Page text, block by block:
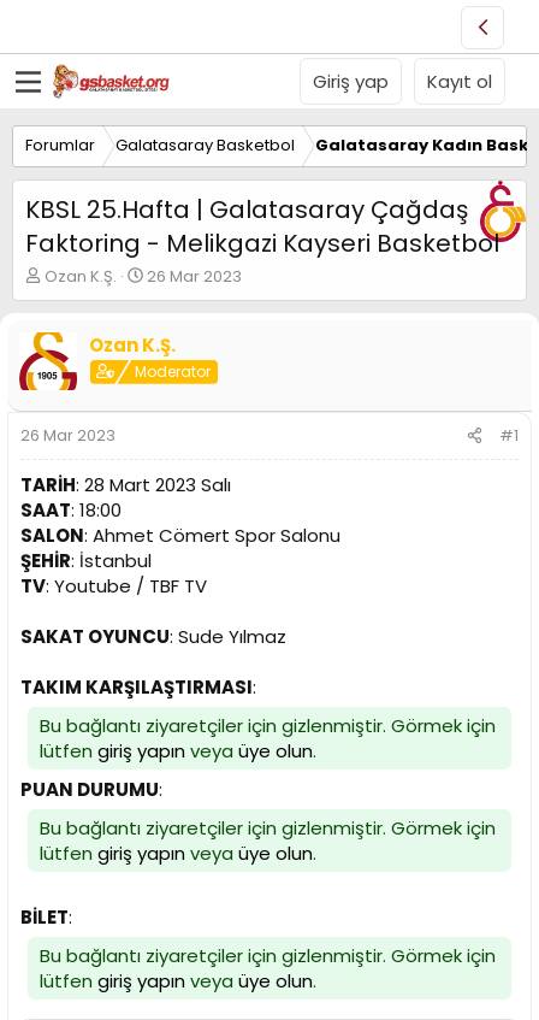
Giriş yap Kayıt ol
Forumlar Galatasaray Basketbol Galatasaray Kadın
KBSL 25.Hafta | Galatasaray Çağdaş
Faktoring - Melikgazi Kayseri Basketbol
K
o
u
y
u
B
a
ş
a
t
a
n
Ozan K.Ş.
B
a
l
a
n
g
a
i
h
26 Mar 2023
Ozan K.Ş.
Moderator
26 Mar 2023 #1
TARİH: 28 Mart 2023 Salı
SAAT: 18:00
SALON: Ahmet Cömert Spor Salonu
ŞEHİR: İstanbul
TV: Youtube / TBF TV
SAKAT OYUNCU: Sude Yılmaz
TAKIM KARŞILAŞTIRMASI:
Bu bağlantı ziyaretçiler için gizlenmiştir. Görmek için
lütfen giriş yapınveya üye olun.
PUAN DURUMU:
Bu bağlantı ziyaretçiler için gizlenmiştir. Görmek için
lütfen giriş yapınveya üye olun.
BİLET:
Bu bağlantı ziyaretçiler için gizlenmiştir. Görmek için
lütfen giriş yapınveya üye olun.